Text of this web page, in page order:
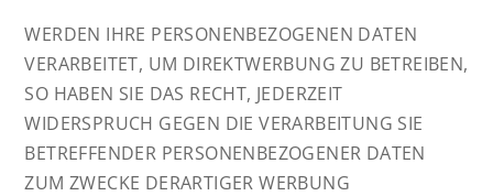
WERDEN IHRE PERSONENBEZOGENEN DATEN
VERARBEITET, UM DIREKTWERBUNG ZU BETREIBEN,
SO HABEN SIE DAS RECHT, JEDERZEIT
WIDERSPRUCH GEGEN DIE VERARBEITUNG SIE
BETREFFENDER PERSONENBEZOGENER DATEN
ZUM ZWECKE DERARTIGER WERBUNG